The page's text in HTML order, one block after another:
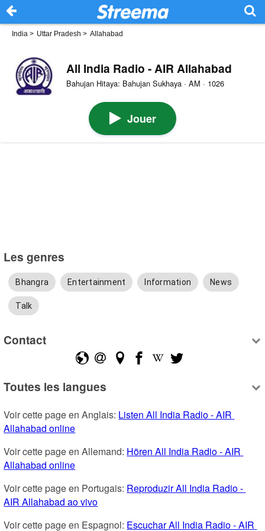
India > Uttar Pradesh > Allahabad
All India Radio - AIR Allahabad
Bahujan Hitaya: Bahujan Sukhaya · AM · 1026
Jouer
Les genres
Bhangra Entertainment Information News
Talk
Contact
Toutes les langues
Voir cette page en Anglais: Listen All India Radio - AIR
Allahabad online
Voir cette page en Allemand: Hören All India Radio - AIR
Allahabad online
Voir cette page en Portugais: Reproduzir All India Radio -
AIR Allahabad ao vivo
Voir cette page en Espagnol: Escuchar All India Radio - AIR